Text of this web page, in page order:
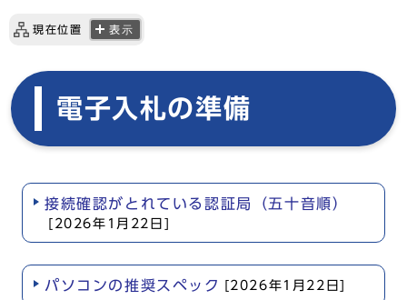
現在位置 表示
電子入札の準備
接続確認がとれている認証局（五十音順）
[2026年1月22日]
パソコンの推奨スペック [2026年1月22日]